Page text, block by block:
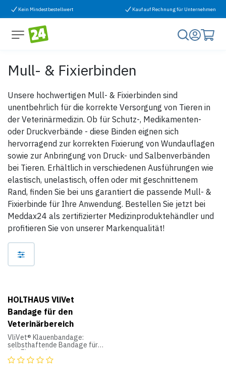
Zum Inhalt springen
Kein Mindestbestellwert Kauf auf Rechnung für Unternehmen
Mull- & Fixierbinden
Unsere hochwertigen Mull- & Fixierbinden sind
unentbehrlich für die korrekte Versorgung von Tieren in
der Veterinärmedizin. Ob für Schutz-, Medikamenten-
oder Druckverbände - diese Binden eignen sich
hervorragend zur korrekten Fixierung von Wundauflagen
sowie zur Anbringung von Druck- und Salbenverbänden
bei Tieren. Erhältlich in verschiedenen Ausführungen wie
elastisch, unelastisch, offen oder mit geschnittenem
Rand, finden Sie bei uns garantiert die passende Mull- &
Fixierbinde für Ihre Anwendung. Bestellen Sie jetzt bei
Meddax24 als zertifizierter Medizinproduktehändler und
profitieren Sie von unserer Markenqualität!
HOLTHAUS VliVet
Bandage für den
Veterinärbereich
VliVet® Klauenbandage:
selbsthaftende Bandage für
den Einsatz im
Veterinärbereich,